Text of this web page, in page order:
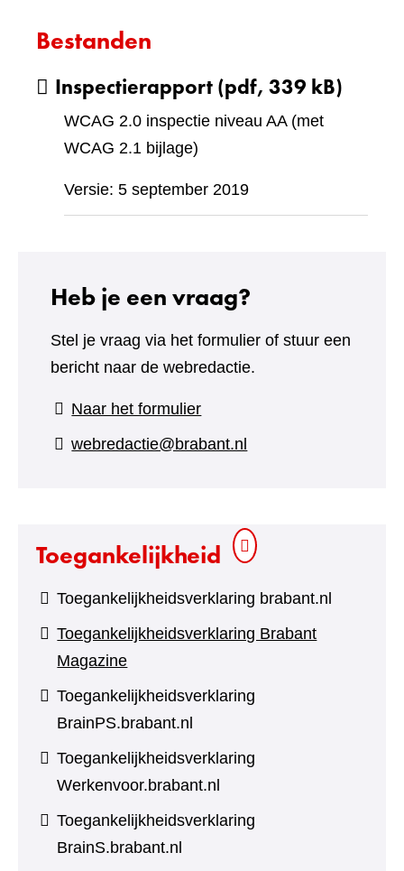
Bestanden
Inspectierapport(pdf, 339 kB)
WCAG 2.0 inspectie niveau AA (met
WCAG 2.1 bijlage)
Versie: 5 september 2019
Heb je een vraag?
Stel je vraag via het formulier of stuur een
bericht naar de webredactie.
Naar het formulier(verwijst
naar
webredactie@brabant.nl
Toegankelijkheid
Toegankelijkheidsverklaring brabant.nl
Toegankelijkheidsverklaring Brabant
Magazine
Toegankelijkheidsverklaring
BrainPS.brabant.nl
Toegankelijkheidsverklaring
Werkenvoor.brabant.nl
Toegankelijkheidsverklaring
BrainS.brabant.nl